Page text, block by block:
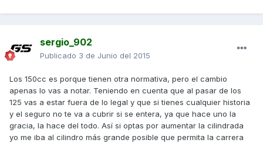
sergio_902
Publicado 3 de Junio del 2015
Los 150cc es porque tienen otra normativa, pero el cambio
apenas lo vas a notar. Teniendo en cuenta que al pasar de los
125 vas a estar fuera de lo legal y que si tienes cualquier historia
y el seguro no te va a cubrir si se entera, ya que hace uno la
gracia, la hace del todo. Así si optas por aumentar la cilindrada
yo me iba al cilindro más grande posible que permita la carrera